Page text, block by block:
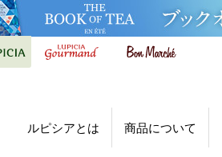
ルピシアとは 商品について